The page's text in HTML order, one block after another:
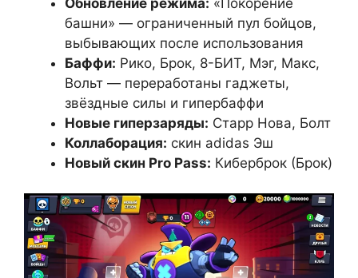
башни» — ограниченный пул бойцов,
выбывающих после использования
Баффи: Рико, Брок, 8-БИТ, Мэг, Макс,
Вольт — переработаны гаджеты,
звёздные силы и гипербаффи
Новые гиперзаряды: Старр Нова, Болт
Коллаборация: скин adidas Эш
Новый скин Pro Pass: Киберброк (Брок)